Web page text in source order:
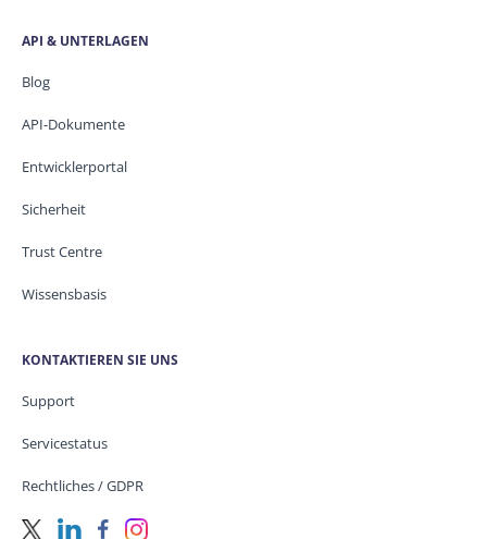
API & UNTERLAGEN
Blog
API-Dokumente
Entwicklerportal
Sicherheit
Trust Centre
Wissensbasis
KONTAKTIEREN SIE UNS
Support
Servicestatus
Rechtliches / GDPR